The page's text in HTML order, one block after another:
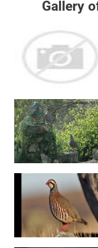
Gallery